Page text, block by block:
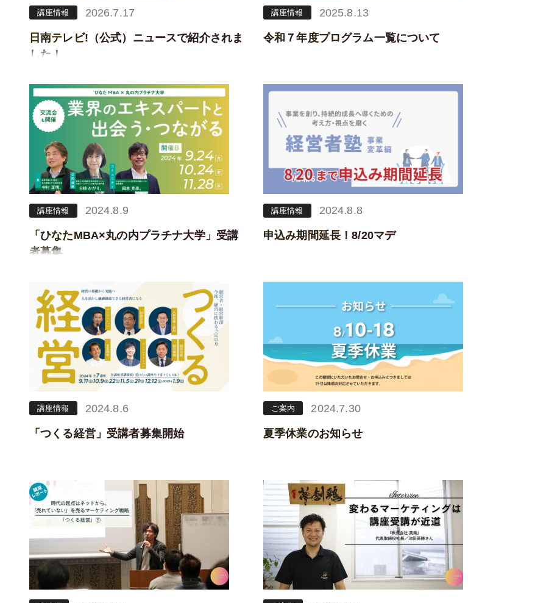
講座情報 2026.7.17
日南テレビ!（公式）ニュースで紹介されま
した！
【出前講座型】
講座情報 2025.8.13
令和７年度プログラム一覧について
講座情報 2024.8.9
「ひなたMBA×丸の内プラチナ大学」受講
者募集
講座情報 2024.8.8
申込み期間延長！8/20マデ
講座情報 2024.8.6
「つくる経営」受講者募集開始
ご案内 2024.7.30
夏季休業のお知らせ